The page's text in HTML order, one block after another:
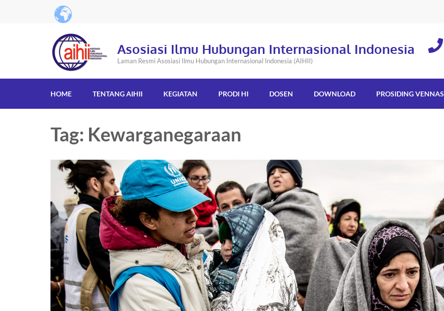
Asosiasi Ilmu Hubungan Internasional Indonesia
Laman Resmi Asosiasi Ilmu Hubungan Internasional Indonesia (AIHII)
HOME TENTANG AIHII KEGIATAN PRODI HI DOSEN DOWNLOAD PROSIDING VENNAS
Tag: Kewarganegaraan